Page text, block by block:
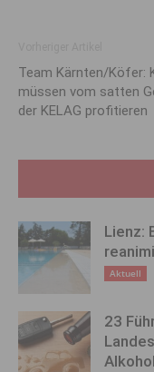
Team Kärnten/Köfer:
müssen vom satten
der KELAG profitieren
Lienz:
Aktuell
23